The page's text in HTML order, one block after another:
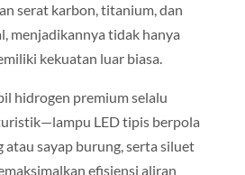
serat karbon, titanium, dan
menjadikannya tidak hanya
kekuatan luar biasa.
hidrogen premium selalu
LED tipis berpola
sayap burung, serta siluet
efisiensi aliran